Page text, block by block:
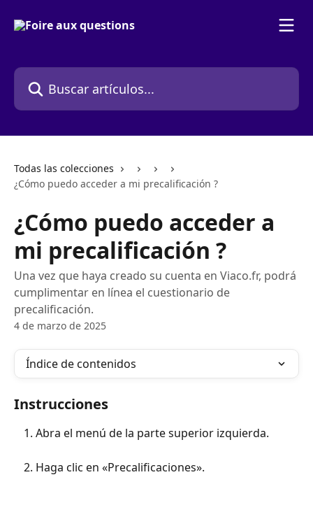
Buscar artículos...
Todas las colecciones
¿Cómo puedo acceder a mi precalificación ?
¿Cómo puedo acceder a
mi precalificación ?
Una vez que haya creado su cuenta en Viaco.fr, podrá
cumplimentar en línea el cuestionario de
precalificación.
4 de marzo de 2025
Índice de contenidos
Instrucciones
Abra el menú de la parte superior izquierda.
Haga clic en «Precalificaciones».